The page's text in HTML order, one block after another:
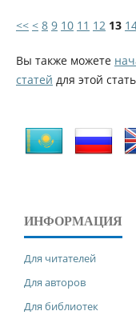
<< < 8 9 10 11 12 13
Вы также можете
статей для этой
ИНФОРМАЦИЯ
Для читателей
Для авторов
Для библиотек